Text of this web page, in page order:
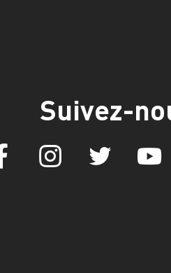
Suivez-